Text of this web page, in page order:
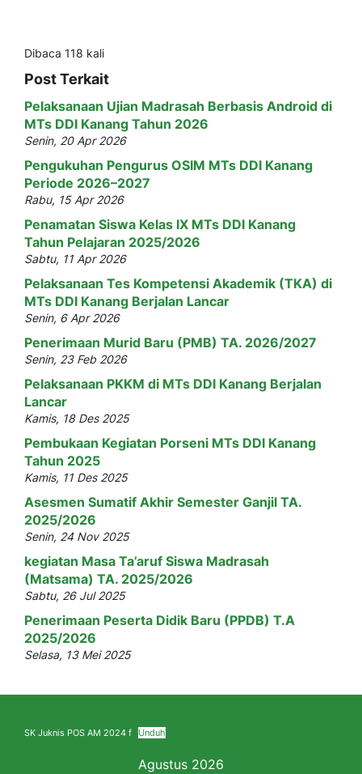
Dibaca 118 kali
Post Terkait
Pelaksanaan Ujian Madrasah Berbasis Android di
MTs DDI Kanang Tahun 2026
Senin, 20 Apr 2026
Pengukuhan Pengurus OSIM MTs DDI Kanang
Periode 2026–2027
Rabu, 15 Apr 2026
Penamatan Siswa Kelas IX MTs DDI Kanang
Tahun Pelajaran 2025/2026
Sabtu, 11 Apr 2026
Pelaksanaan Tes Kompetensi Akademik (TKA) di
MTs DDI Kanang Berjalan Lancar
Senin, 6 Apr 2026
Penerimaan Murid Baru (PMB) TA. 2026/2027
Senin, 23 Feb 2026
Pelaksanaan PKKM di MTs DDI Kanang Berjalan
Lancar
Kamis, 18 Des 2025
Pembukaan Kegiatan Porseni MTs DDI Kanang
Tahun 2025
Kamis, 11 Des 2025
Asesmen Sumatif Akhir Semester Ganjil TA.
2025/2026
Senin, 24 Nov 2025
kegiatan Masa Ta’aruf Siswa Madrasah
(Matsama) TA. 2025/2026
Sabtu, 26 Jul 2025
Penerimaan Peserta Didik Baru (PPDB) T.A
2025/2026
Selasa, 13 Mei 2025
SK Juknis POS AM 2024 f Unduh
Agustus 2026